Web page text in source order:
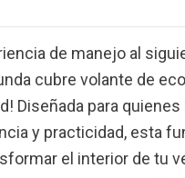
de manejo al
cubre volante de
Diseñada para
y practicidad, esta
el interior de tu